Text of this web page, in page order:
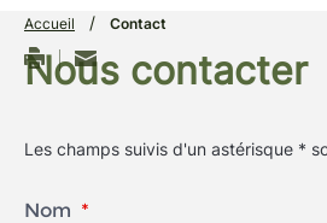
Accueil / Contact
Nous contacter
Les champs suivis d'un astérisque *
Nom *